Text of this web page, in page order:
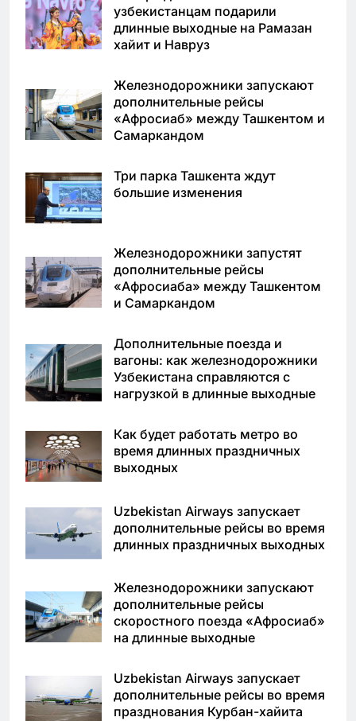
узбекистанцам подарили
длинные выходные на Рамазан
хайит и Навруз
Железнодорожники запускают
дополнительные рейсы
«Афросиаб» между Ташкентом и
Самаркандом
Три парка Ташкента ждут
большие изменения
Железнодорожники запустят
дополнительные рейсы
«Афросиаба» между Ташкентом
и Самаркандом
Дополнительные поезда и
вагоны: как железнодорожники
Узбекистана справляются с
нагрузкой в длинные выходные
Как будет работать метро во
время длинных праздничных
выходных
Uzbekistan Airways запускает
дополнительные рейсы во время
длинных праздничных выходных
Железнодорожники запускают
дополнительные рейсы
скоростного поезда «Афросиаб»
на длинные выходные
Uzbekistan Airways запускает
дополнительные рейсы во время
празднования Курбан-хайита